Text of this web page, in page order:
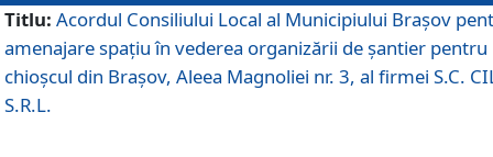
Titlu: Acordul Consiliului Local al Municipiului Braşov
amenajare spațiu în vederea organizării de șantier pentru
chioșcul din Brașov, Aleea Magnoliei nr. 3, al firmei S.C.
S.R.L.